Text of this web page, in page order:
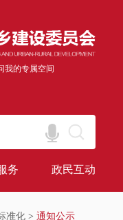
我的专属空间
务 政民互动
准化 >通知公示